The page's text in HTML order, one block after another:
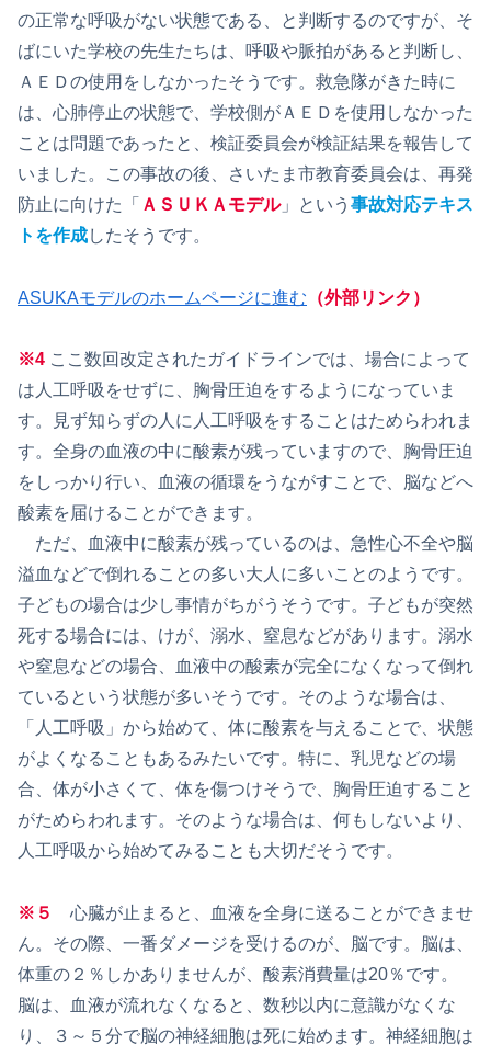
の正常な呼吸がない状態である、と判断するのですが、そ
ばにいた学校の先生たちは、呼吸や脈拍があると判断し、
ＡＥＤの使用をしなかったそうです。救急隊がきた時に
は、心肺停止の状態で、学校側がＡＥＤを使用しなかった
ことは問題であったと、検証委員会が検証結果を報告して
いました。この事故の後、さいたま市教育委員会は、再発
防止に向けた「 ＡＳＵＫＡモデル」という 事故対応テキス
トを作成したそうです。
ASUKAモデルのホームページに進む （外部リンク）
※4 ここ数回改定されたガイドラインでは、場合によって
は人工呼吸をせずに、胸骨圧迫をするようになっていま
す。見ず知らずの人に人工呼吸をすることはためらわれま
す。全身の血液の中に酸素が残っていますので、胸骨圧迫
をしっかり行い、血液の循環をうながすことで、脳などへ
酸素を届けることができます。
ただ、血液中に酸素が残っているのは、急性心不全や脳
溢血などで倒れることの多い大人に多いことのようです。
子どもの場合は少し事情がちがうそうです。子どもが突然
死する場合には、けが、溺水、窒息などがあります。溺水
や窒息などの場合、血液中の酸素が完全になくなって倒れ
ているという状態が多いそうです。そのような場合は、
「人工呼吸」から始めて、体に酸素を与えることで、状態
がよくなることもあるみたいです。特に、乳児などの場
合、体が小さくて、体を傷つけそうで、胸骨圧迫すること
がためらわれます。そのような場合は、何もしないより、
人工呼吸から始めてみることも大切だそうです。
※５
心臓が止まると、血液を全身に送ることができませ
ん。その際、一番ダメージを受けるのが、脳です。脳は、
体重の２％しかありませんが、酸素消費量は20％です。
脳は、血液が流れなくなると、数秒以内に意識がなくな
り、３～５分で脳の神経細胞は死に始めます。神経細胞は